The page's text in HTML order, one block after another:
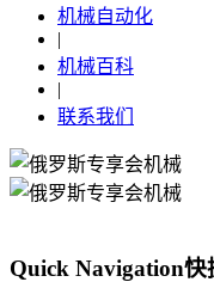
机械自动化
|
机械百科
|
联系我们
Quick Navigation快